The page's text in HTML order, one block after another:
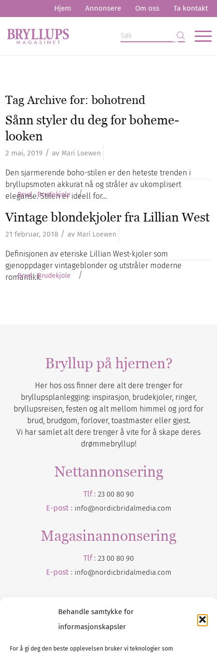
Behandle samtykke for
informasjonskapsler
For å gi deg den beste opplevelsen bruker vi teknologier som
Hjem Annonsere Om oss Ta kontakt
Tag Archive for:bohotrend
Sånn styler du deg for boheme-
looken
2 mai, 2019 / av Mari Loewen
Den sjarmerende boho-stilen er den heteste trenden i
bryllupsmoten akkurat nå og stråler av ukomplisert
eleganse. Stilen er ideell for…
Brud Brudekjole /
Vintage blondekjoler fra Lillian West
21 februar, 2018 / av Mari Loewen
Definisjonen av eteriske Lillian West-kjoler som
gjenoppdager vintageblonder og utstråler moderne
romantikk.
Brud Brudekjole /
Bryllup på hjernen?
Her hos oss finner dere alt dere trenger for
bryllupsplanlegging: inspirasjon, brudekjoler, ringer,
bryllupsreisen, festen og alt mellom himmel og jord for
brud, brudgom, forlover, toastmaster eller gjest.
Vi har samlet alt dere trenger å vite for å skape deres
drømmebryllup!
Nettannonsering
Tlf : 23 00 80 90
E-post : info@nordicbridalmedia.com
Magasinannonsering
Tlf : 23 00 80 90
E-post : info@nordicbridalmedia.com